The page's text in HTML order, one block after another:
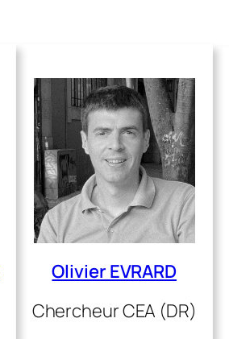
Olivier EVRARD
Chercheur CEA (DR)